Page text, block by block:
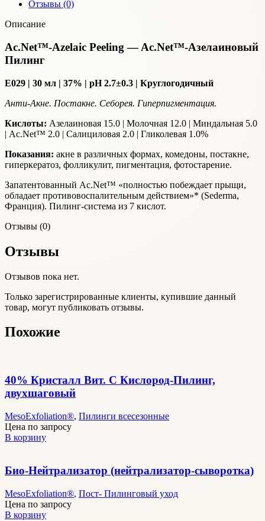
Отзывы (0)
Описание
Ac.Net™-Azelaic Peeling — Ac.Net™-Азелаиновый
Пилинг
Е029 | 30 мл | 37% | рН 2.7±0.3 | Круглогодичный
Анти-Акне. Постакне. Себорея. Гиперпигментация.
Кислоты: Азелаиновая 15.0 | Молочная 12.0 | Миндальная 5.0
| Ac.Net™ 2.0 | Салициловая 2.0 | Гликолевая 1.0%
Показания: акне в различных формах, комедоны, постакне,
гиперкератоз, фолликулит, пигментация, фотостарение.
Запатентованный Ac.Net™ «полностью побеждает прыщи,
обладает противовоспалительным действием»* (Sederma,
Франция). Пилинг-система из 7 кислот.
Отзывы (0)
Отзывы
Отзывов пока нет.
Только зарегистрированные клиенты, купившие данный
товар, могут публиковать отзывы.
Похожие
40% Кристалл Вит. С Кислород-Пилинг,
двухшаговый
MesoExfoliation®, Пилинги всесезонные
Цена по запросу
В корзину
Био-Нейтрализатор (нейтрализатор-сыворотка)
MesoExfoliation®, Пост- Пилинговый уход
Цена по запросу
В корзину